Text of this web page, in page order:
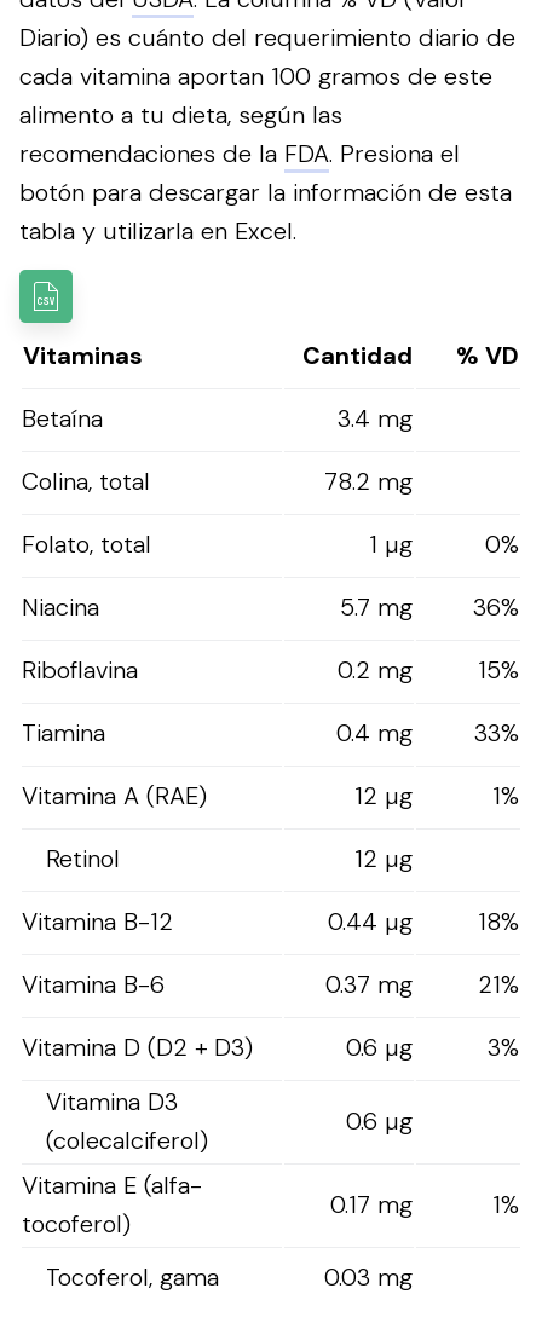
Diario) es cuánto del requerimiento diario de
cada vitamina aportan 100 gramos de este
alimento a tu dieta, según las
recomendaciones de la FDA. Presiona el
botón para descargar la información de esta
tabla y utilizarla en Excel.
Vitaminas Cantidad
% VD
Betaína
3.4 mg
Colina, total
78.2 mg
Folato, total
1 µg
0%
Niacina
5.7 mg
36%
Riboflavina
0.2 mg
15%
Tiamina
0.4 mg
33%
Vitamina A (RAE)
12 µg
1%
Retinol
12 µg
Vitamina B-12
0.44 µg
18%
Vitamina B-6
0.37 mg
21%
Vitamina D (D2 + D3)
0.6 µg
3%
Vitamina D3
(colecalciferol)
0.6 µg
Vitamina E (alfa-
tocoferol)
0.17 mg 1%
Tocoferol, gama 0.03 mg